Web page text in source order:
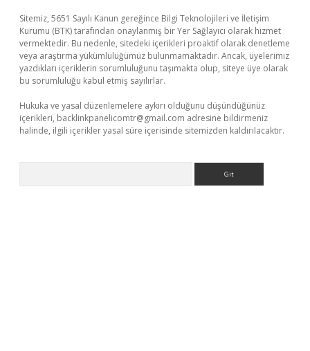
Sitemiz, 5651 Sayılı Kanun gereğince Bilgi Teknolojileri ve İletişim
Kurumu (BTK) tarafından onaylanmış bir Yer Sağlayıcı olarak hizmet
vermektedir. Bu nedenle, sitedeki içerikleri proaktif olarak denetleme
veya araştırma yükümlülüğümüz bulunmamaktadır. Ancak, üyelerimiz
yazdıkları içeriklerin sorumluluğunu taşımakta olup, siteye üye olarak
bu sorumluluğu kabul etmiş sayılırlar.
Hukuka ve yasal düzenlemelere aykırı olduğunu düşündüğünüz
içerikleri, backlinkpanelicomtr@gmail.com adresine bildirmeniz
halinde, ilgili içerikler yasal süre içerisinde sitemizden kaldırılacaktır.